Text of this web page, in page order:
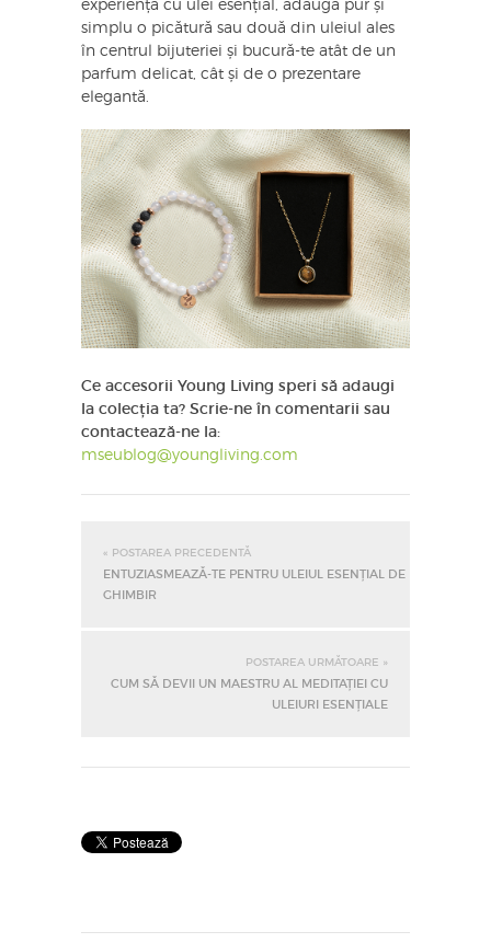
experiența cu ulei esențial, adaugă pur și
simplu o picătură sau două din uleiul ales
în centrul bijuteriei și bucură-te atât de un
parfum delicat, cât și de o prezentare
elegantă.
Ce accesorii Young Living speri să adaugi
la colecția ta? Scrie-ne în comentarii sau
contactează-ne la:
mseublog@youngliving.com
« POSTAREA PRECEDENTĂ
ENTUZIASMEAZĂ-TE PENTRU ULEIUL ESENȚIAL DE
GHIMBIR
POSTAREA URMĂTOARE »
CUM SĂ DEVII UN MAESTRU AL MEDITAȚIEI CU
ULEIURI ESENȚIALE